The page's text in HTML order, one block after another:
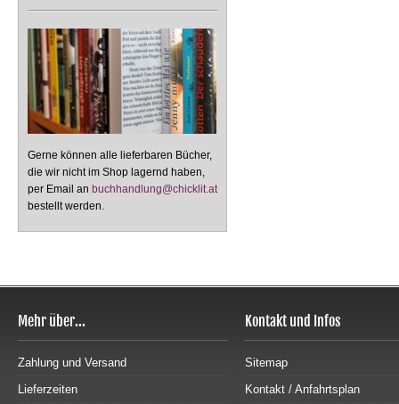
Gerne können alle lieferbaren Bücher,
die wir nicht im Shop lagernd haben,
per Email an buchhandlung@chicklit.at
bestellt werden.
Mehr über...
Zahlung und Versand
Lieferzeiten
Kontakt und Infos
Sitemap
Kontakt / Anfahrtsplan